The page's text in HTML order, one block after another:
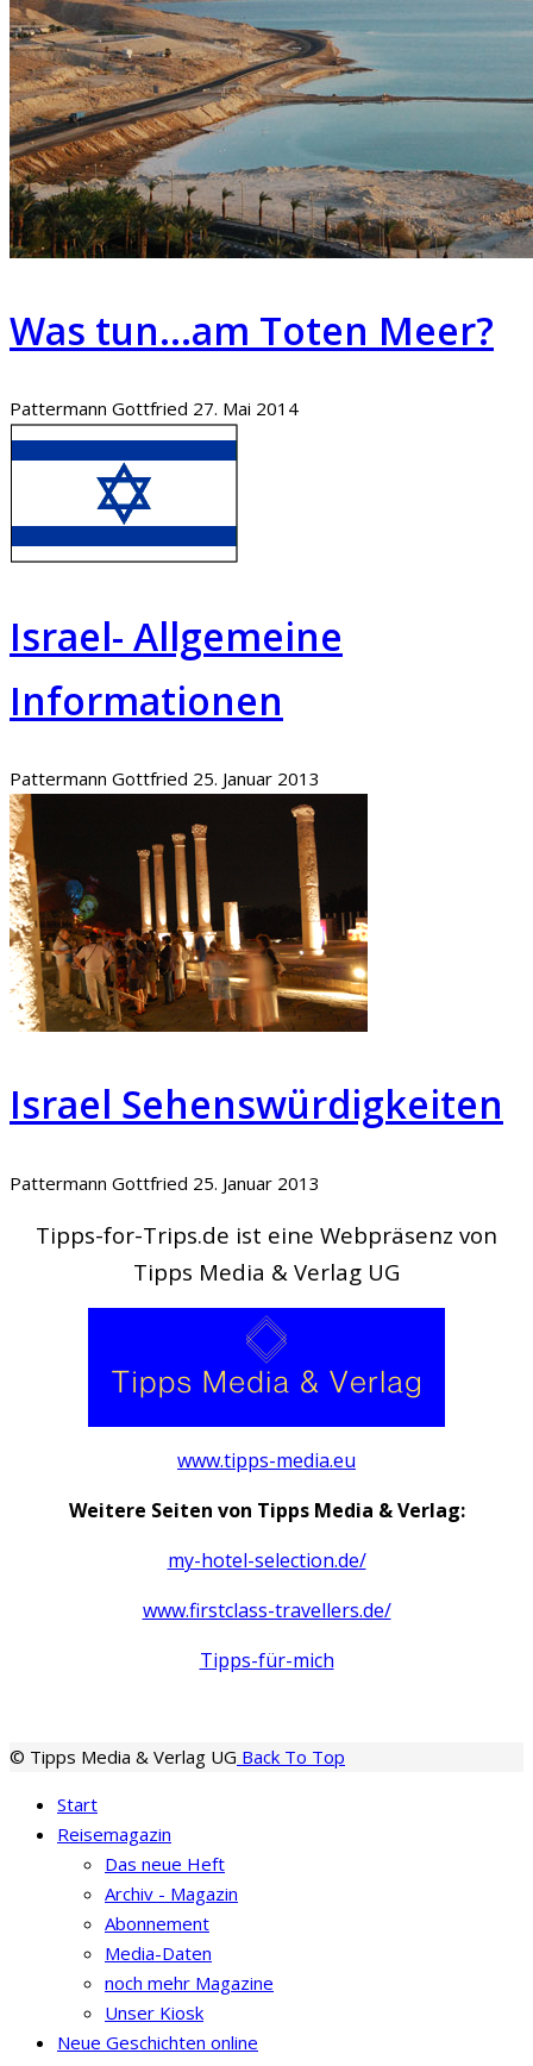
Was tun...am Toten Meer?
Pattermann Gottfried 27. Mai 2014
Israel- Allgemeine
Informationen
Pattermann Gottfried 25. Januar 2013
Israel Sehenswürdigkeiten
Pattermann Gottfried 25. Januar 2013
Tipps-for-Trips.de ist eine Webpräsenz von
Tipps Media & Verlag UG
www.tipps-media.eu
Weitere Seiten von Tipps Media & Verlag:
my-hotel-selection.de/
www.firstclass-travellers.de/
Tipps-für-mich
© Tipps Media & Verlag UG Back To Top
Start
Reisemagazin
Das neue Heft
Archiv - Magazin
Abonnement
Media-Daten
noch mehr Magazine
Unser Kiosk
Neue Geschichten online